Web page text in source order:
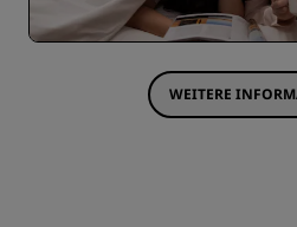
WEITERE